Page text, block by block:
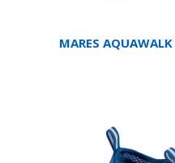
MARES